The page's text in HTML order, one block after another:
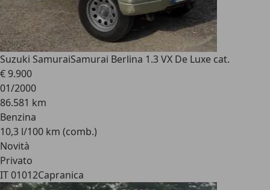
Suzuki SamuraiSamurai Berlina 1.3 VX De Luxe cat.
€ 9.900
01/2000
86.581 km
Benzina
10,3 l/100 km (comb.)
Novità
Privato
IT 01012Capranica